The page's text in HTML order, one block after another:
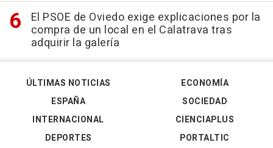
El PSOE de Oviedo exige explicaciones por la
compra de un local en el Calatrava tras
adquirir la galería
ÚLTIMAS NOTICIAS
ESPAÑA
INTERNACIONAL
DEPORTES
ECONOMÍA
SOCIEDAD
CIENCIAPLUS
PORTALTIC